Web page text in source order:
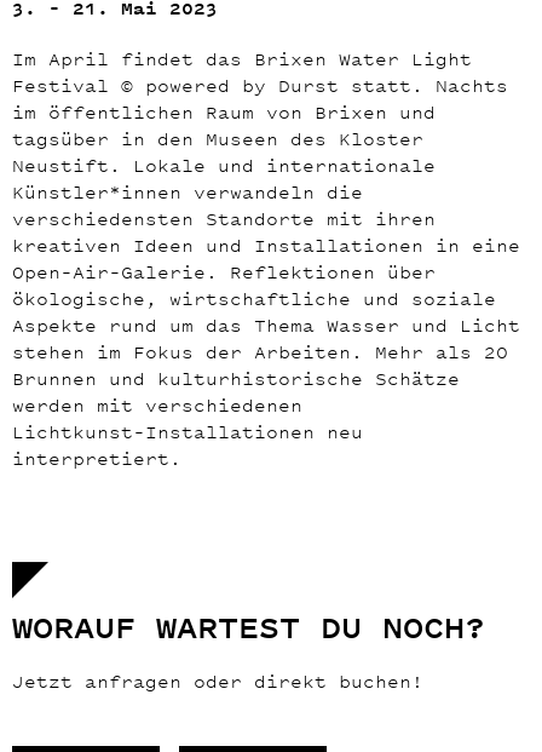
3. – 21. Mai 2023
Im April findet das
Brixen Water Light
Festival © powered by Durst statt. Nachts
im öffentlichen Raum von Brixen und
tagsüber in den Museen des Kloster
Neustift . Lokale und internationale
Künstler*innen verwandeln die
verschiedensten Standorte mit ihren
kreativen Ideen und Installationen in eine
Open–Air–Galerie. Reflektionen über
ökologische, wirtschaftliche und soziale
Aspekte rund um das Thema Wasser und Licht
stehen im Fokus der Arbeiten . Mehr als 20
Brunnen und kulturhistorische Schätze
werden mit verschiedenen
Lichtkunst–Installationen
neu
interpretiert .
WORAUF WARTEST DU NOCH?
Jetzt anfragen oder direkt buchen!